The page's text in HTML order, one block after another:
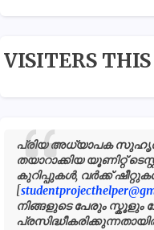
VISITERS
പ്രിയ അധ്യാപക
തയാറാക്കിയ യൂണിറ്റ്
കുറിപ്പുകൾ, വർക്ക്
[
നിങ്ങളുടെ പേരും സ്കൂളും